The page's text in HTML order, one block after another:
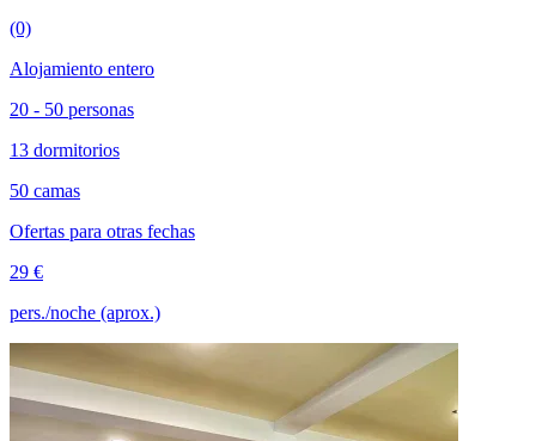
(0)
Alojamiento entero
20 - 50 personas
13 dormitorios
50 camas
Ofertas para otras fechas
29 €
pers./noche (aprox.)